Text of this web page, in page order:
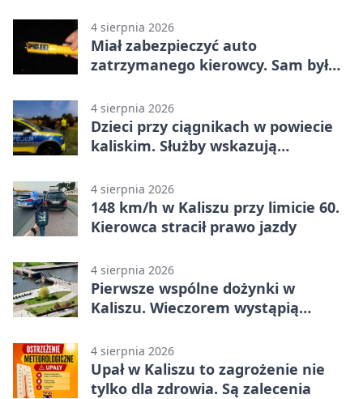
4 sierpnia 2026
Miał zabezpieczyć auto
zatrzymanego kierowcy. Sam był
4 sierpnia 2026
Dzieci przy ciągnikach w powiecie
kaliskim. Służby wskazują
4 sierpnia 2026
148 km/h w Kaliszu przy limicie 60.
Kierowca stracił prawo jazdy
4 sierpnia 2026
Pierwsze wspólne dożynki w
Kaliszu. Wieczorem wystąpią
4 sierpnia 2026
Upał w Kaliszu to zagrożenie nie
tylko dla zdrowia. Są zalecenia